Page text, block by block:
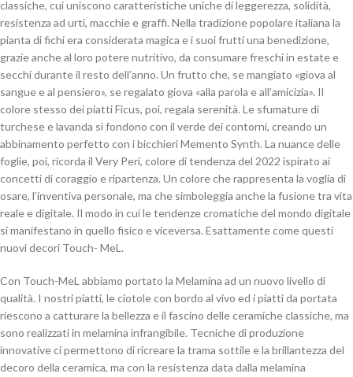
classiche, cui uniscono caratteristiche uniche di leggerezza, solidità,
resistenza ad urti, macchie e graffi. Nella tradizione popolare italiana la
pianta di fichi era considerata magica e i suoi frutti una benedizione,
grazie anche al loro potere nutritivo, da consumare freschi in estate e
secchi durante il resto dell’anno. Un frutto che, se mangiato «giova al
sangue e al pensiero», se regalato giova «alla parola e all’amicizia». Il
colore stesso dei piatti Ficus, poi, regala serenità. Le sfumature di
turchese e lavanda si fondono con il verde dei contorni, creando un
abbinamento perfetto con i bicchieri Memento Synth. La nuance delle
foglie, poi, ricorda il Very Peri, colore di tendenza del 2022 ispirato ai
concetti di coraggio e ripartenza. Un colore che rappresenta la voglia di
osare, l’inventiva personale, ma che simboleggia anche la fusione tra vita
reale e digitale. Il modo in cui le tendenze cromatiche del mondo digitale
si manifestano in quello fisico e viceversa. Esattamente come questi
nuovi decori Touch- MeL.
Con Touch-MeL abbiamo portato la Melamina ad un nuovo livello di
qualità. I nostri piatti, le ciotole con bordo al vivo ed i piatti da portata
riescono a catturare la bellezza e il fascino delle ceramiche classiche, ma
sono realizzati in melamina infrangibile. Tecniche di produzione
innovative ci permettono di ricreare la trama sottile e la brillantezza del
decoro della ceramica, ma con la resistenza data dalla melamina